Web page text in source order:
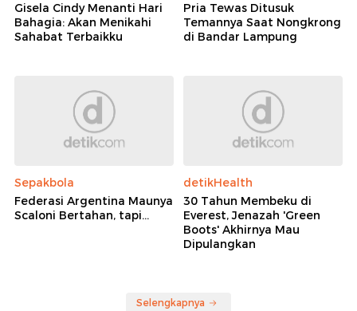
Gisela Cindy Menanti Hari
Bahagia: Akan Menikahi
Sahabat Terbaikku
Pria Tewas Ditusuk
Temannya Saat Nongkrong
di Bandar Lampung
Sepakbola
Federasi Argentina Maunya
Scaloni Bertahan, tapi...
detikHealth
30 Tahun Membeku di
Everest, Jenazah 'Green
Boots' Akhirnya Mau
Dipulangkan
Selengkapnya